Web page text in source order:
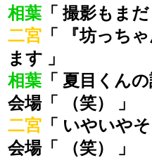
相葉 「 撮影もま
二宮 「 『坊っち
ます 」
相葉 「 夏目くん
会場「 （笑） 」
二宮 「 いやいや
会場「 （笑） 」